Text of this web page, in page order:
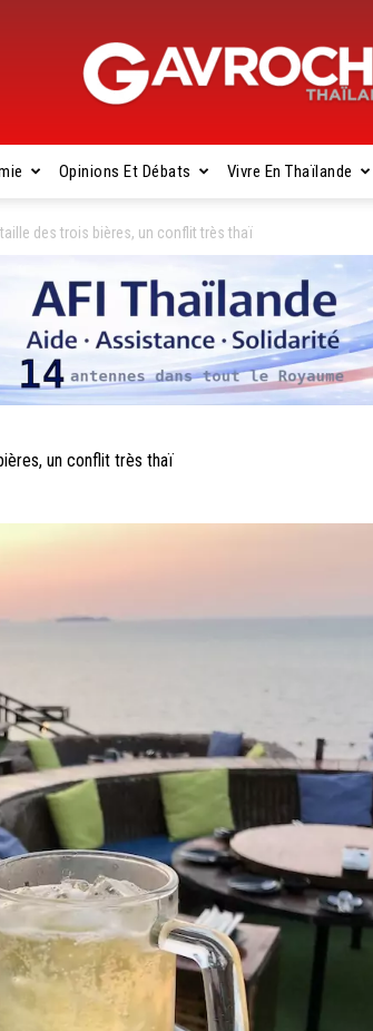
Gavroche
Thaïlande
Opinions Et Débats Vivre En Thaïlande
des trois bières, un conflit très thaï
un conflit très thaï